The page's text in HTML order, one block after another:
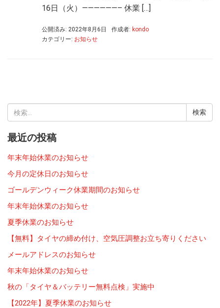
16日（火）——————– 休業 […]
公開済み: 2022年8月6日 作成者: kondo
カテゴリー: お知らせ
索:
最近の投稿
年末年始休業のお知らせ
今月の定休日のお知らせ
ゴールデンウィーク休業期間のお知らせ
年末年始休業のお知らせ
夏季休業のお知らせ
【無料】タイヤの締め付け、空気圧調整お立ち寄りください
メールアドレスのお知らせ
年末年始休業のお知らせ
秋の「タイヤ＆バッテリー無料点検」実施中
【2022年】夏季休業のお知らせ